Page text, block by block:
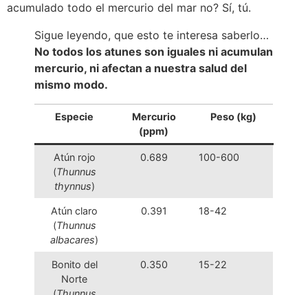
acumulado todo el mercurio del mar no? Sí, tú.
Sigue leyendo, que esto te interesa saberlo…
No todos los atunes son iguales ni acumulan
mercurio, ni afectan a nuestra salud del
mismo modo.
Especie
Mercurio
(ppm)
Peso (kg)
Atún rojo
(Thunnus
thynnus)
0.689 100-600
Atún claro
(Thunnus
albacares)
0.391 18-42
Bonito del
Norte
0.350 15-22